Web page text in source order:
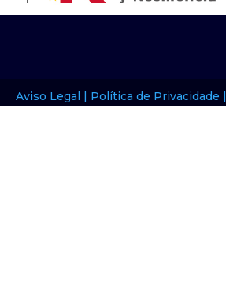
Aviso Legal | Política de Privacidade |